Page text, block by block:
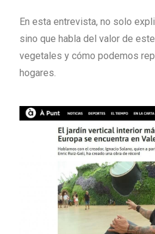
En esta entrevista, no solo
sino que habla del valor de
vegetales y cómo podemos
hogares.